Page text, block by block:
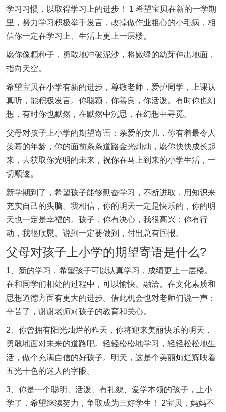
学习习惯，以取得学习上的进步！ 1 希望宝贝在新的一学期
里，努力学习积极举手发言，改掉做作业粗心的小毛病，相
信你一定在学习上、生活上更上一层楼。
愿你像颗种子，勇敢地冲破泥沙，将嫩绿的幼芽伸出地面，
指向天空。
希望宝贝在小学有新的进步，尊敬老师，爱护同学，上课认
真听，能积极发言。你聪颖，你善良，你活泼。有时你也幻
想，有时你也默然，在默然中沉思，在幻想中寻觅。
父母对孩子上小学的期望寄语：亲爱的女儿，你有着最令人
羡慕的年龄，你的面前条条道路金光灿灿，愿你快快成长起
来，去获取你光明的未来，祝你在马上到来的小学生活，一
切顺遂。
新学期到了，希望孩子能够勤奋学习，不断进取，用知识来
充实自己的头脑。我相信，你的明天一定是快乐的，你的明
天也一定是幸福的。孩子，你有决心，我很高兴；你有行
动，我很欣慰。说到一定要做到，付出总有回报。
父母对孩子上小学的期望寄语是什么?
1、新的学习，希望孩子可以认真学习，成绩更上一层楼。
在和同学们相处的过程中，可以愉快、融洽。在文化素质和
思想道德方面有更大的进步。借此机会也对老师们说一声：
辛苦了，谢谢老师对孩子的教育和关心。
2、你曾拥有阳光灿烂的昨天，你将迎来美丽快乐的明天，
勇敢地面对未来的道路吧。轻轻松松地学习，轻轻松松地生
活，做个充满自信的好孩子。明天，这是个美丽灿烂辉映着
五光十色的迷人的字眼。
3、你是一个聪明、活泼、有礼貌、爱学本领的孩子，上小
学了，希望继续努力，争取成为三好学生！ 2宝贝，妈妈不